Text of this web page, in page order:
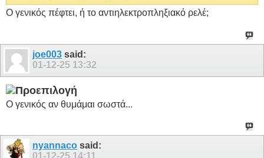
Ο γενικός πέφτει, ή το αντιηλεκτροπληξιακό ρελέ;
joe003 said:
01-12-25 13:32
Ο γενικός αν θυμάμαι σωστά...
nyannaco said:
01-12-25 14:11